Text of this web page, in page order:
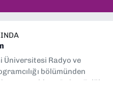
Üniversitesi Radyo ve
bölümünden
mezun oldum. Dokuz Eylül